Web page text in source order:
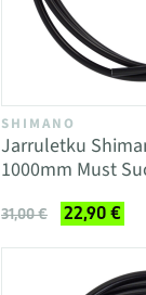
SHIMANO
Jarruletku
1000mm Must
31,00 € 22,90 €